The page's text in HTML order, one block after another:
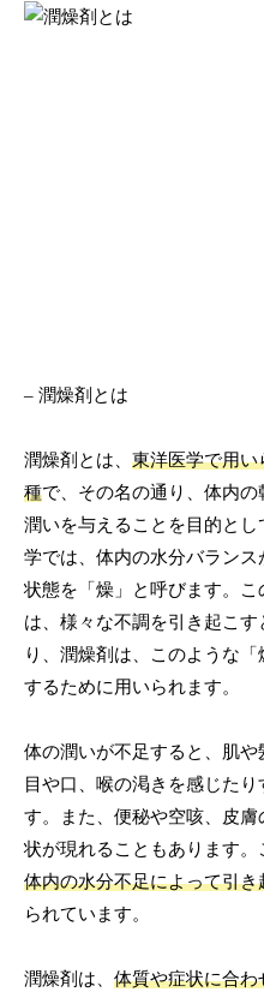
– 潤燥剤とは
潤燥剤とは、東洋医学で用い
種で、その名の通り、体内の
潤いを与えることを目的とし
学では、体内の水分バランス
状態を「燥」と呼びます。こ
は、様々な不調を引き起こす
り、潤燥剤は、このような
するために用いられます。
体の潤いが不足すると、肌や
目や口、喉の渇きを感じたり
す。また、便秘や空咳、皮膚
状が現れることもあります。
体内の水分不足によって引き
られています。
潤燥剤は、体質や症状に合